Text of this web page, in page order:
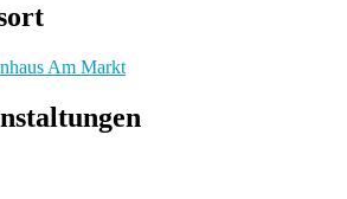
Am Markt